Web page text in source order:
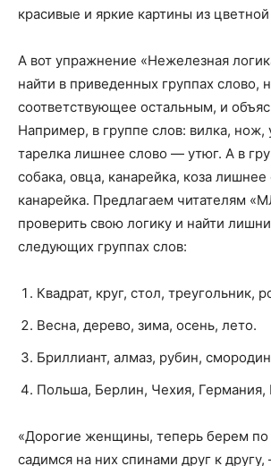
красивые и яркие картины из
А вот упражнение «Нежелезная
найти в приведенных группах слово,
соответствующее остальным, и
Например, в группе слов: вилка, нож,
тарелка лишнее слово — утюг. А в
собака, овца, канарейка, коза
канарейка. Предлагаем читателям
проверить свою логику и найти
следующих группах слов:
Квадрат, круг, стол, треугольник,
Весна, дерево, зима, осень, лето.
Бриллиант, алмаз, рубин,
Польша, Берлин, Чехия, Германия,
«Дорогие женщины, теперь берем по
садимся на них спинами друг к